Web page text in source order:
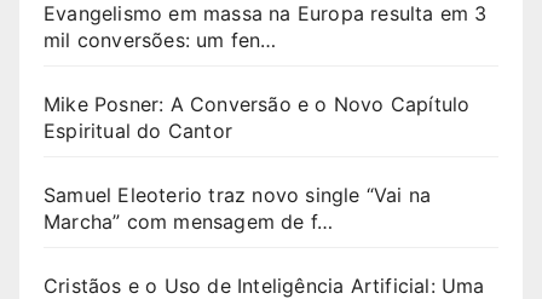
Evangelismo em massa na Europa resulta em 3
mil conversões: um fen…
Mike Posner: A Conversão e o Novo Capítulo
Espiritual do Cantor
Samuel Eleoterio traz novo single “Vai na
Marcha” com mensagem de f…
Cristãos e o Uso de Inteligência Artificial: Uma